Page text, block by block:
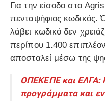
Για την είσοδο στο
πενταψήφιος κωδικός.
λάβει κωδικό δεν
περίπου 1.400
αποσταλεί μέσω της
ΟΠΕΚΕΠΕ και ΕΛΓΑ:
προγράμματα και